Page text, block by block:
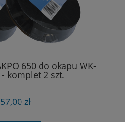
650 do okapu WK-
komplet 2 szt.
57,00 zł